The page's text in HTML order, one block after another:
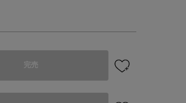
完売